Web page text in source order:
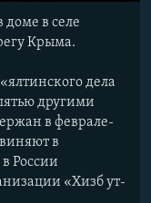
в селе
Крыма.
дела
другими
в феврале-
в
России
«Хизб ут-